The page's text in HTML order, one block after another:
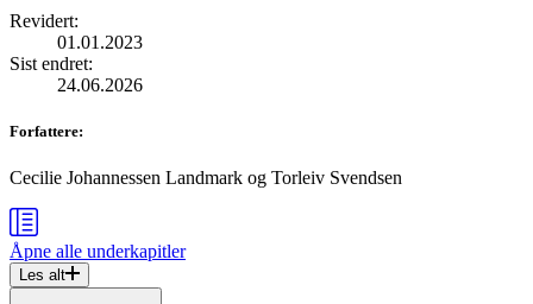
Revidert:
01.01.2023
Sist endret:
24.06.2026
Forfattere:
Cecilie Johannessen Landmark og Torleiv Svendsen
Åpne alle underkapitler
Les alt